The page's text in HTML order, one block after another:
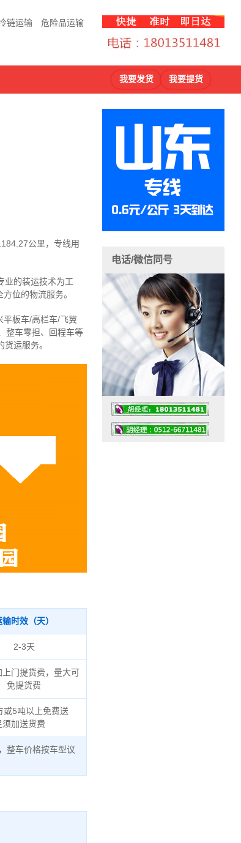
链运输 危险品运输
我要发货 我要提货
公里，专线用
业的装运技术为工
位的物流服务。
板车/高栏车/飞翼
整车零担、回程车等
运服务。
输时效（天）
2-3天
上门提货费，量大可
免提货费
或5吨以上免费送
须加送货费
整车价格按车型议
电话/微信同号